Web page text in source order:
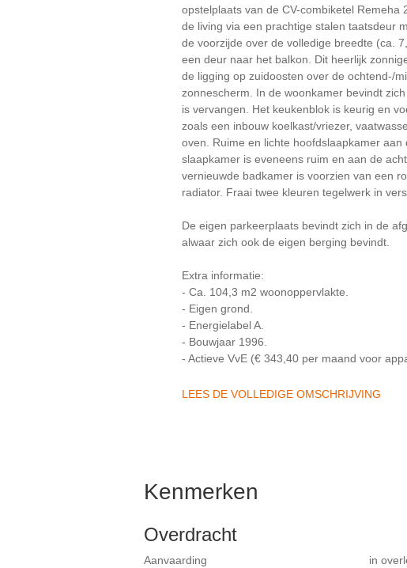
opstelplaats van de CV-combiketel
de living via een prachtige stalen taatsdeur
de voorzijde over de volledige breedte (ca.
een deur naar het balkon. Dit heerlijk
de ligging op zuidoosten over de ochtend-/
zonnescherm. In de woonkamer bevindt
is vervangen. Het keukenblok is keurig en
zoals een inbouw koelkast/vriezer,
oven. Ruime en lichte hoofdslaapkamer
slaapkamer is eveneens ruim en aan de
vernieuwde badkamer is voorzien van een
radiator. Fraai twee kleuren tegelwerk in
De eigen parkeerplaats bevindt zich in de
alwaar zich ook de eigen berging bevindt.
Extra informatie:
- Ca. 104,3 m2 woonoppervlakte.
- Eigen grond.
- Energielabel A.
- Bouwjaar 1996.
- Actieve VvE (€ 343,40 per maand voor
LEES DE VOLLEDIGE OMSCHRIJVING
Kenmerken
Overdracht
Aanvaarding in